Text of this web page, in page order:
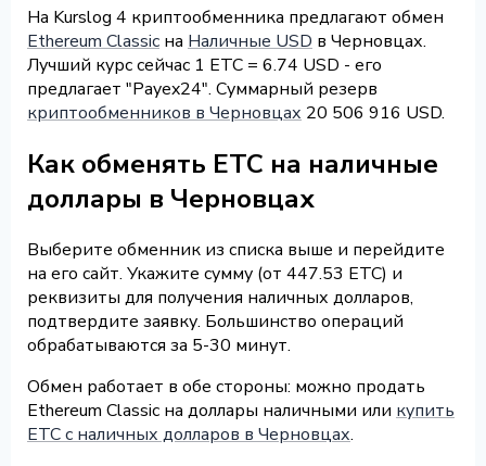
На Kurslog 4 криптообменника предлагают обмен
Ethereum Classic на Наличные USD в Черновцах.
Лучший курс сейчас 1 ETC = 6.74 USD - его
предлагает "Payex24". Суммарный резерв
криптообменников в Черновцах 20 506 916 USD.
Как обменять ETC на наличные
доллары в Черновцах
Выберите обменник из списка выше и перейдите
на его сайт. Укажите сумму (от 447.53 ETC) и
реквизиты для получения наличных долларов,
подтвердите заявку. Большинство операций
обрабатываются за 5-30 минут.
Обмен работает в обе стороны: можно продать
Ethereum Classic на доллары наличными или купить
ETC с наличных долларов в Черновцах.